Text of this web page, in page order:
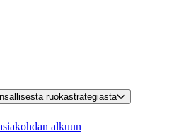
ruokastrategiasta
alkuun